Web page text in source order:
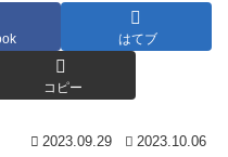
はてブ
コピー
2023.09.29 2023.10.06